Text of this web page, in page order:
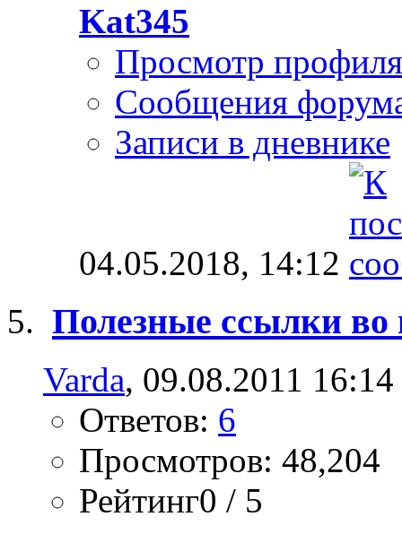
Kat345
Просмотр профиля
Сообщения
Записи в дневнике
04.05.2018, 14:12
Полезные ссылки во
Varda, 09.08.2011 16:14
Ответов: 6
Просмотров: 48,204
Рейтинг0 / 5